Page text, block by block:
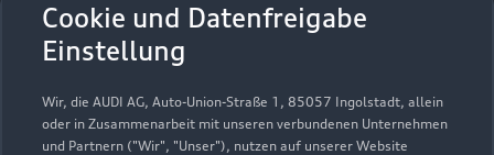
Cookie und Datenfreigabe
Einstellung
Wir, die AUDI AG, Auto-Union-Straße 1, 85057 Ingolstadt, allein
oder in Zusammenarbeit mit unseren verbundenen Unternehmen
und Partnern ("Wir", "Unser"), nutzen auf unserer Website